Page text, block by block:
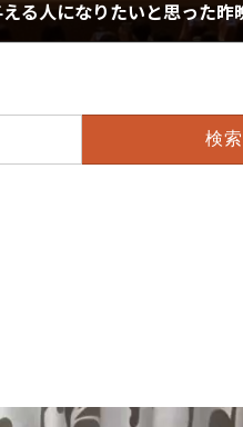
る人になりたいと思った昨